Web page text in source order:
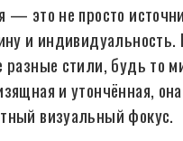
— это не просто
и
разные стили, будь то
и утончённая,
визуальный фокус.